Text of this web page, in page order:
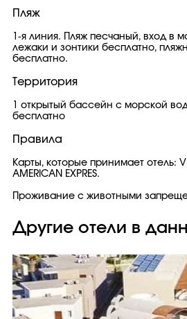
Пляж
1-я линия. Пляж песчаный, вход в
лежаки и зонтики бесплатно,
бесплатно.
Территория
1 открытый бассейн с морской
бесплатно
Правила
Карты, которые принимает отель:
AMERICAN EXPRES.
Проживание с животными
Другие отели в